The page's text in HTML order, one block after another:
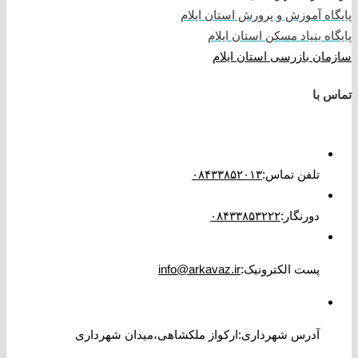
پایگاه آموزش و پرورش استان ایلام
پایگاه بنیاد مسکن استان ایلام
سازمان بازرسی استان ایلام
تماس با
تلفن تماس:۰۸۴۳۳۸۵۲۰۱۳
دورنگار :۰۸۴۳۳۸۵۳۲۲۲
پست الکترونیک:
info@arkavaz.ir
آدرس شهرداری:ارکواز ملکشاهی،میدان شهرداری